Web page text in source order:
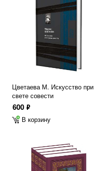
Цветаева М. Искусство при
свете совести
600 ф
В корзину